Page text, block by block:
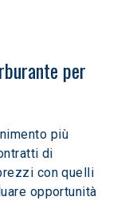
per
più
di
con quelli
opportunità